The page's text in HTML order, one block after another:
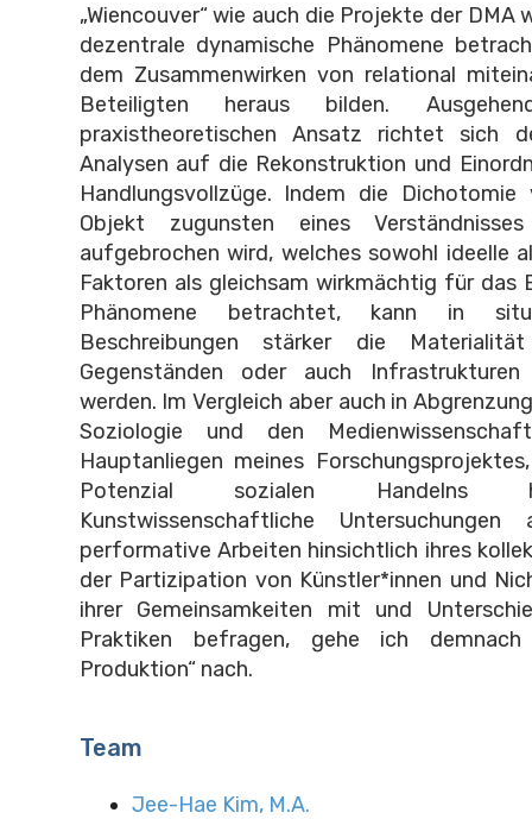
„Wiencouver“ wie auch die Projekte der DMA
dezentrale dynamische Phänomene
dem Zusammenwirken von relational
Beteiligten heraus bilden.
praxistheoretischen Ansatz richtet sich
Analysen auf die Rekonstruktion und
Handlungsvollzüge. Indem die
Objekt zugunsten eines
aufgebrochen wird, welches sowohl ideelle
Faktoren als gleichsam wirkmächtig für das
Phänomene betrachtet, kann in
Beschreibungen stärker die
Gegenständen oder auch
werden. Im Vergleich aber auch in
Soziologie und den
Hauptanliegen meines
Potenzial sozialen Handelns
Kunstwissenschaftliche
performative Arbeiten hinsichtlich ihres
der Partizipation von Künstler*innen und
ihrer Gemeinsamkeiten mit und
Praktiken befragen, gehe ich
Produktion“ nach.
Team
Jee-Hae Kim, M.A.